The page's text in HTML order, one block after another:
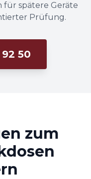
für spätere Geräte
Prüfung.
50
zum